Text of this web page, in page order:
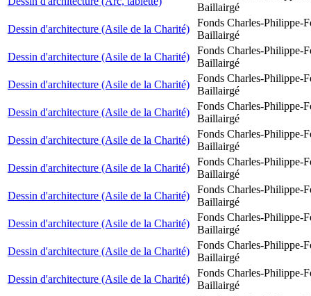
Baillairgé
Dessin d'architecture (Asile de la Charité)
Fonds Charles-Philippe-
Baillairgé
Dessin d'architecture (Asile de la Charité)
Fonds Charles-Philippe-
Baillairgé
Dessin d'architecture (Asile de la Charité)
Fonds Charles-Philippe-
Baillairgé
Dessin d'architecture (Asile de la Charité)
Fonds Charles-Philippe-
Baillairgé
Dessin d'architecture (Asile de la Charité)
Fonds Charles-Philippe-
Baillairgé
Dessin d'architecture (Asile de la Charité)
Fonds Charles-Philippe-
Baillairgé
Dessin d'architecture (Asile de la Charité)
Fonds Charles-Philippe-
Baillairgé
Dessin d'architecture (Asile de la Charité)
Fonds Charles-Philippe-
Baillairgé
Dessin d'architecture (Asile de la Charité)
Fonds Charles-Philippe-
Baillairgé
Dessin d'architecture (Asile de la Charité)
Fonds Charles-Philippe-
Baillairgé